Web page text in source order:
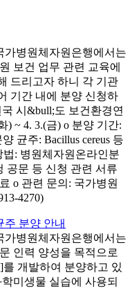
가병원체자원은행에서는
보건 업무 관련 교육에
드리고자 하니 각 기관
기간 내에 분양 신청하
시&bull;도 보건환경연
) ~ 4. 3.(금) o 분양 기간:
균주: Bacillus cereus 등
법: 병원체자원온라인분
공문 등 신청 관련 서류
o 관련 문의: 국가병원
4270)
주 분양 안내
가병원체자원은행에서는
인력 양성을 목적으로
개발하여 분양하고 있
미생물 실습에 사용되